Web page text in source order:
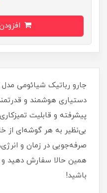
دستیاری هوشمند و
پیشرفته و قابلیت
بی‌نظیر به هر گوشه‌ای از
صرفه‌جویی در زمان و
همین حالا سفارش دهید و
باشید!